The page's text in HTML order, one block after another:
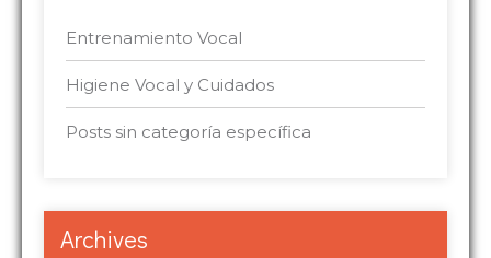
Entrenamiento Vocal
Higiene Vocal y Cuidados
Posts sin categoría específica
Archives